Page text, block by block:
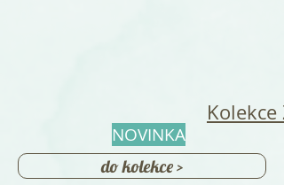
NOVINKA
Kolekce
do kolekce >